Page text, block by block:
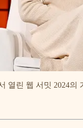
열린 웹 서밋 2024